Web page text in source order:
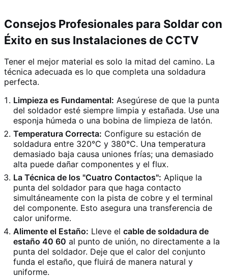
Consejos Profesionales para Soldar con
Éxito en sus Instalaciones de CCTV
Tener el mejor material es solo la mitad del camino. La
técnica adecuada es lo que completa una soldadura
perfecta.
Limpieza es Fundamental: Asegúrese de que la punta
del soldador esté siempre limpia y estañada. Use una
esponja húmeda o una bobina de limpieza de latón.
Temperatura Correcta: Configure su estación de
soldadura entre 320°C y 380°C. Una temperatura
demasiado baja causa uniones frías; una demasiado
alta puede dañar componentes y el flux.
La Técnica de los "Cuatro Contactos": Aplique la
punta del soldador para que haga contacto
simultáneamente con la pista de cobre y el terminal
del componente. Esto asegura una transferencia de
calor uniforme.
Alimente el Estaño: Lleve el cable de soldadura de
estaño 40 60 al punto de unión, no directamente a la
punta del soldador. Deje que el calor del conjunto
funda el estaño, que fluirá de manera natural y
uniforme.